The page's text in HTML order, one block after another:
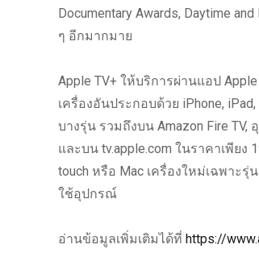
Documentary Awards, Daytime
ๆ อีกมากมาย
Apple TV+ ให้บริการผ่านแอป
เครื่องอันประกอบด้วย iPhone, iPad,
บางรุ่น รวมถึงบน Amazon Fire TV,
และบน tv.apple.com ในราคาเพียง
touch หรือ Mac เครื่องใหม่เฉพาะ
ใช้อุปกรณ์
อ่านข้อมูลเพิ่มเติมได้ที่ https://